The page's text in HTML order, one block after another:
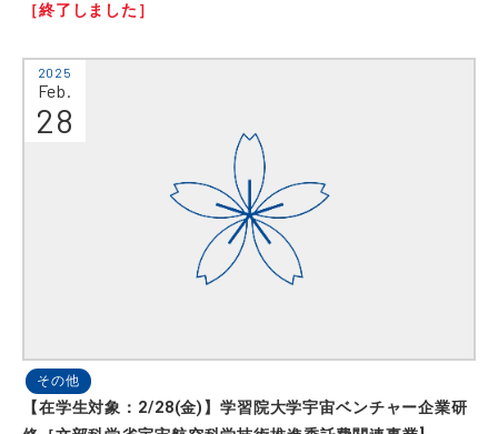
［終了しました］
2025
Feb.
28
その他
【在学生対象：2/28(金)】学習院大学宇宙ベンチャー企業研